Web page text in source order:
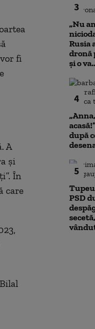
fi
A
și
În
care
3
„Nu
Rusia
dronă
și o
4
după
5
PSD